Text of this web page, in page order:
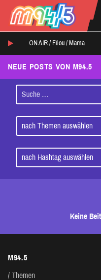
ON AIR / Filou / Mama
NEUE POSTS VON M94.5
Keine
M94.5
Themen